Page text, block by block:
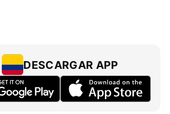
DESCARGAR APP